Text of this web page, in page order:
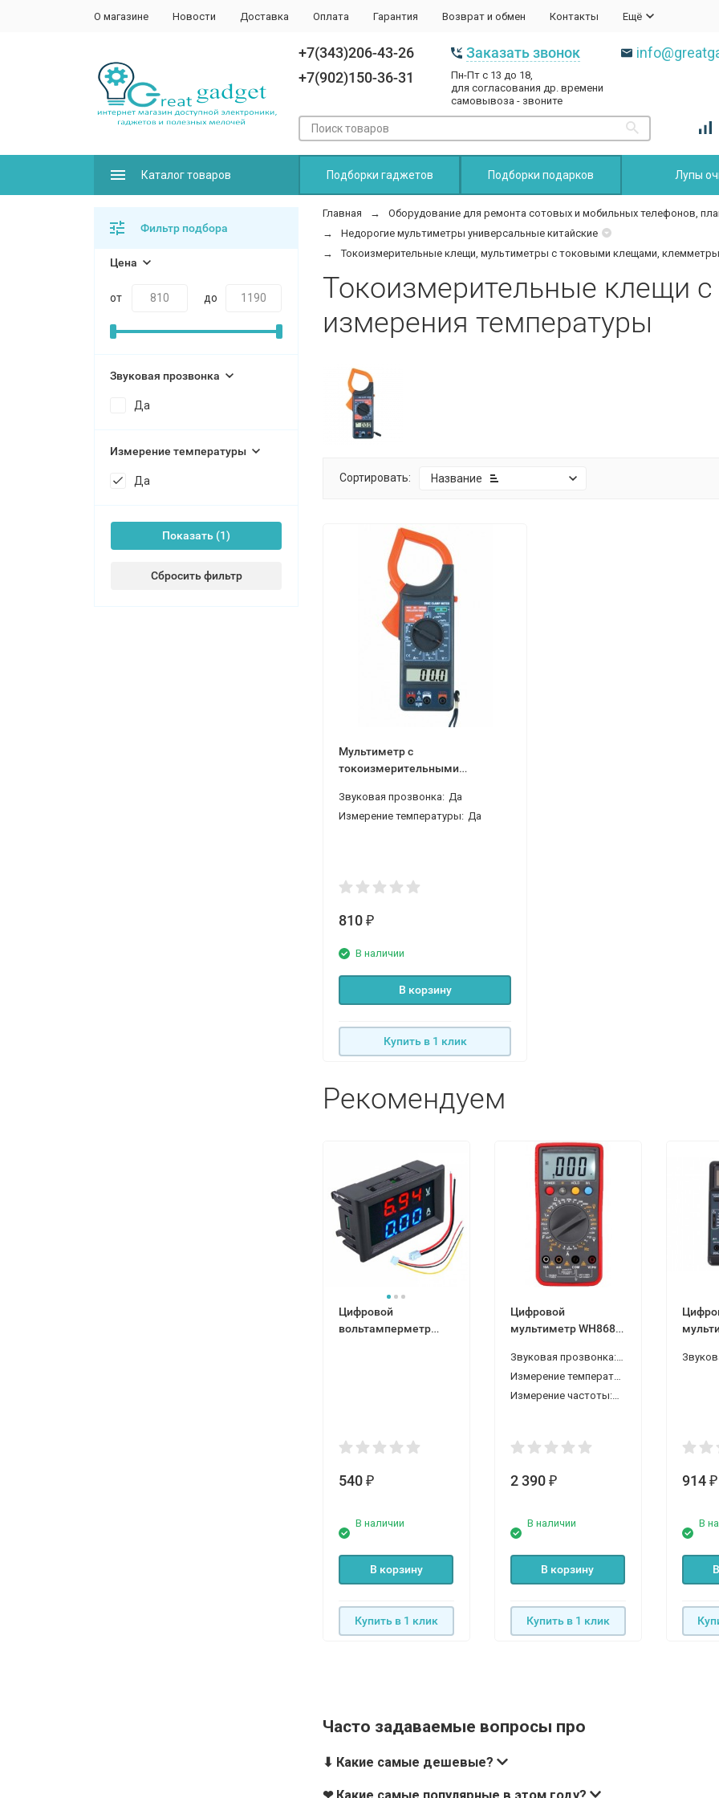
О магазине Новости Доставка Оплата Гарантия Возврат и обмен Контакты Ещё
+7(343)206-43-26
+7(902)150-36-31
Заказать звонок
Пн-Пт с 13 до 18,
для согласования др. времени
самовывоза - звоните
Каталог товаров Подборки гаджетов Подборки подарков Лупы
Главная
Оборудование для ремонта сотовых и мобильных телефонов,
Недорогие мультиметры универсальные китайские
Токоизмерительные клещи, мультиметры с токовыми клещами, клемметры
Токоизмерительные клещи
измерения температуры
Сортировать: Название
Мультиметр с
токоизмерительными
термопарой M 266 clamp meter
Звуковая прозвонка: Да
Измерение температуры: Да
810 ₽
В наличии
В корзину
Купить в 1 клик
Рекомендуем
Цифровой
вольтамперметр
540 ₽
В наличии
В корзину
Купить в 1 клик
Цифровой
мультиметр WH868
прозвонкой
функцией измерения
частоты и
Звуковая прозвонка:
Измерение температуры:
Измерение частоты:
2 390 ₽
В наличии
В корзину
Купить в 1 клик
914 ₽
В
Часто задаваемые вопросы про
⬇ Какие самые дешевые?
Фильтр подбора
Цена
от до
Звуковая прозвонка
Да
Измерение температуры
Да
Показать
Сбросить фильтр